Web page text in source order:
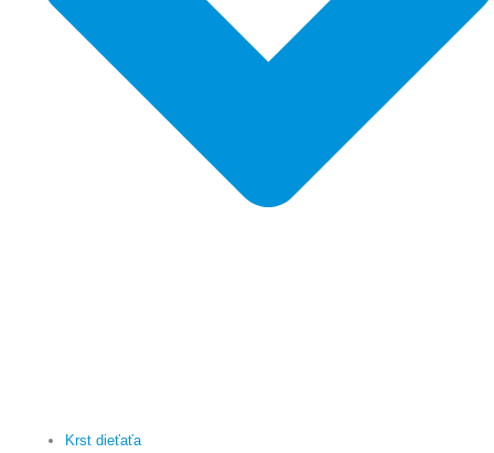
Krst dieťaťa